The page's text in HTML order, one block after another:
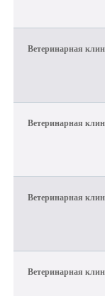
Ветеринарная
Ветеринарная
Ветеринарная
Ветеринарная